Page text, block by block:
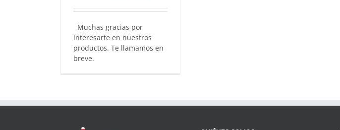
Muchas gracias por
interesarte en nuestros
productos. Te llamamos en
breve.